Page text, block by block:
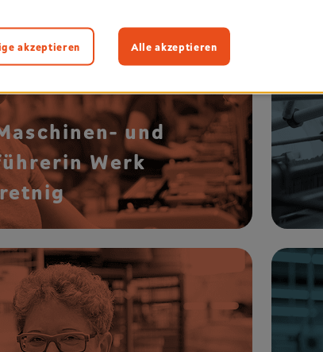
und
Werk
akzeptieren Alle akzeptieren